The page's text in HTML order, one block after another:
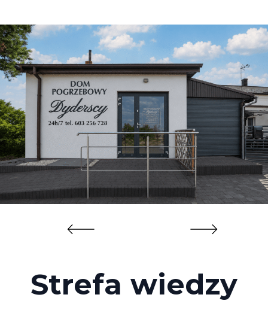
Strefa wiedzy